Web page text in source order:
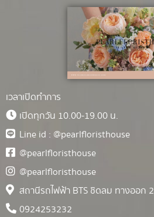
เวลาเปิดทำการ
เปิดทุกวัน 10.00-19.00 น.
Line id : @pearlfloristhouse
@pearlfloristhouse
@pearlfloristhouse
สถานีรถไฟฟ้า BTS ชิดลม ทางออก 2
0924253232